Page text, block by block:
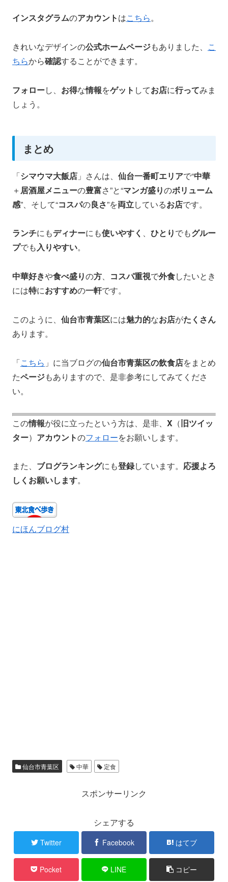
インスタグラムのアカウントはこちら。
きれいなデザインの公式ホームページもありました、 こ
ちらから確認することができます。
フォローし、 お得な情報をゲット してお店に行ってみま
しょう。
まとめ
「シマウマ大飯店 」さんは、 仙台一番町エリアで“中華
＋居酒屋メニューの豊富さ”と“マンガ盛りのボリューム
感”、そして“コスパの良さ”を両立しているお店です。
ランチにもディナーにも使いやすく 、 ひとりでもグルー
プでも入りやすい。
中華好きや食べ盛りの方、 コスパ重視で外食したいとき
には特におすすめの一軒です。
このように、 仙台市青葉区には魅力的なお店がたくさん
あります。
「こちら 」に当ブログの仙台市青葉区の飲食店をまとめ
たページもありますので、是非参考にしてみてくださ
い。
この情報が役に立ったという方は、是非、 X （旧ツイッ
ター） アカウントのフォローをお願いします。
また、 ブログランキングにも登録しています。 応援よろ
しくお願いします。
にほんブログ村
仙台市青葉区 中華 定食
スポンサーリンク
シェアする
Twitter Facebook はてブ
Pocket LINE コピー